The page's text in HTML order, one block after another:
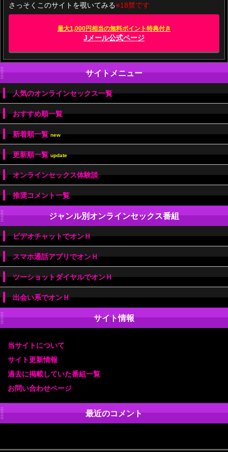
さっそくこのサイトを覗いてみる※18禁です
最大1,000円相当の無料ポイント特典付き
Jメール公式ページ
サイトメニュー
人気のオンラインセックス一覧
おすすめ順一覧
新着順一覧new
更新順一覧update
オンラインセックス体験談
推奨コメント一覧
ジャンル別オンラインセックス番組
ビデオチャットでオンＨ
スマホ通話アプリでオンＨ
ツーショットダイヤルでオンＨ
出会い系でオンＨ
サイト情報
当サイトについて
サイト更新情報
過去に掲載していた番組一覧
お問い合わせページ
最近のコメント